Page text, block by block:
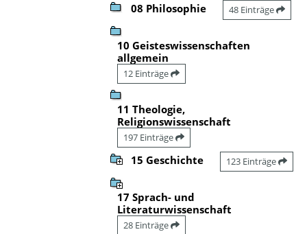
08 Philosophie 48 Einträge
10 Geisteswissenschaften
allgemein
12 Einträge
11 Theologie,
Religionswissenschaft
197 Einträge
15 Geschichte 123 Einträge
17 Sprach- und
Literaturwissenschaft
28 Einträge